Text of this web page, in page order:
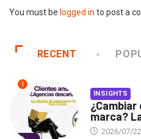
You must be logged in to post a
RECENT
1
INSIGHTS
¿Cambiar
marca?
2026/07/22